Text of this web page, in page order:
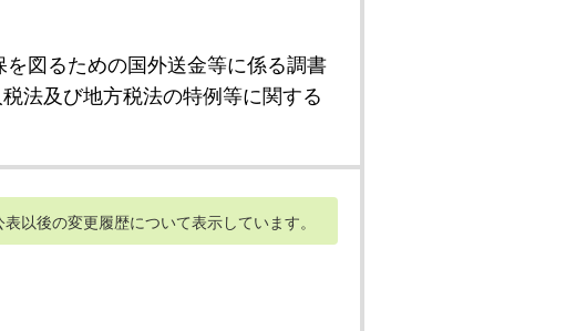
図るための国外送金等に係る調書
法及び地方税法の特例等に関する
表以後の変更履歴について表示しています。